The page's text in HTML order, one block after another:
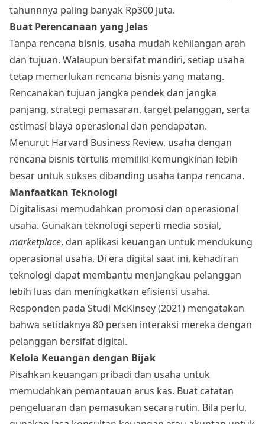
tahunnnya paling banyak Rp300 juta.
Buat Perencanaan yang Jelas
Tanpa rencana bisnis, usaha mudah kehilangan arah
dan tujuan. Walaupun bersifat mandiri, setiap usaha
tetap memerlukan rencana bisnis yang matang.
Rencanakan tujuan jangka pendek dan jangka
panjang, strategi pemasaran, target pelanggan, serta
estimasi biaya operasional dan pendapatan.
Menurut Harvard Business Review, usaha dengan
rencana bisnis tertulis memiliki kemungkinan lebih
besar untuk sukses dibanding usaha tanpa rencana.
Manfaatkan Teknologi
Digitalisasi memudahkan promosi dan operasional
usaha. Gunakan teknologi seperti media sosial,
marketplace, dan aplikasi keuangan untuk mendukung
operasional usaha. Di era digital saat ini, kehadiran
teknologi dapat membantu menjangkau pelanggan
lebih luas dan meningkatkan efisiensi usaha.
Responden pada Studi McKinsey (2021) mengatakan
bahwa setidaknya 80 persen interaksi mereka dengan
pelanggan bersifat digital.
Kelola Keuangan dengan Bijak
Pisahkan keuangan pribadi dan usaha untuk
memudahkan pemantauan arus kas. Buat catatan
pengeluaran dan pemasukan secara rutin. Bila perlu,